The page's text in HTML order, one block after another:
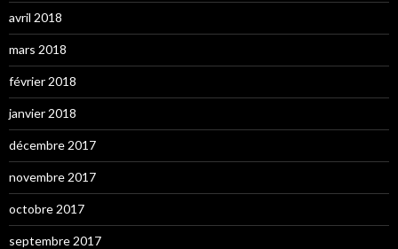
avril 2018
mars 2018
février 2018
janvier 2018
décembre 2017
novembre 2017
octobre 2017
septembre 2017